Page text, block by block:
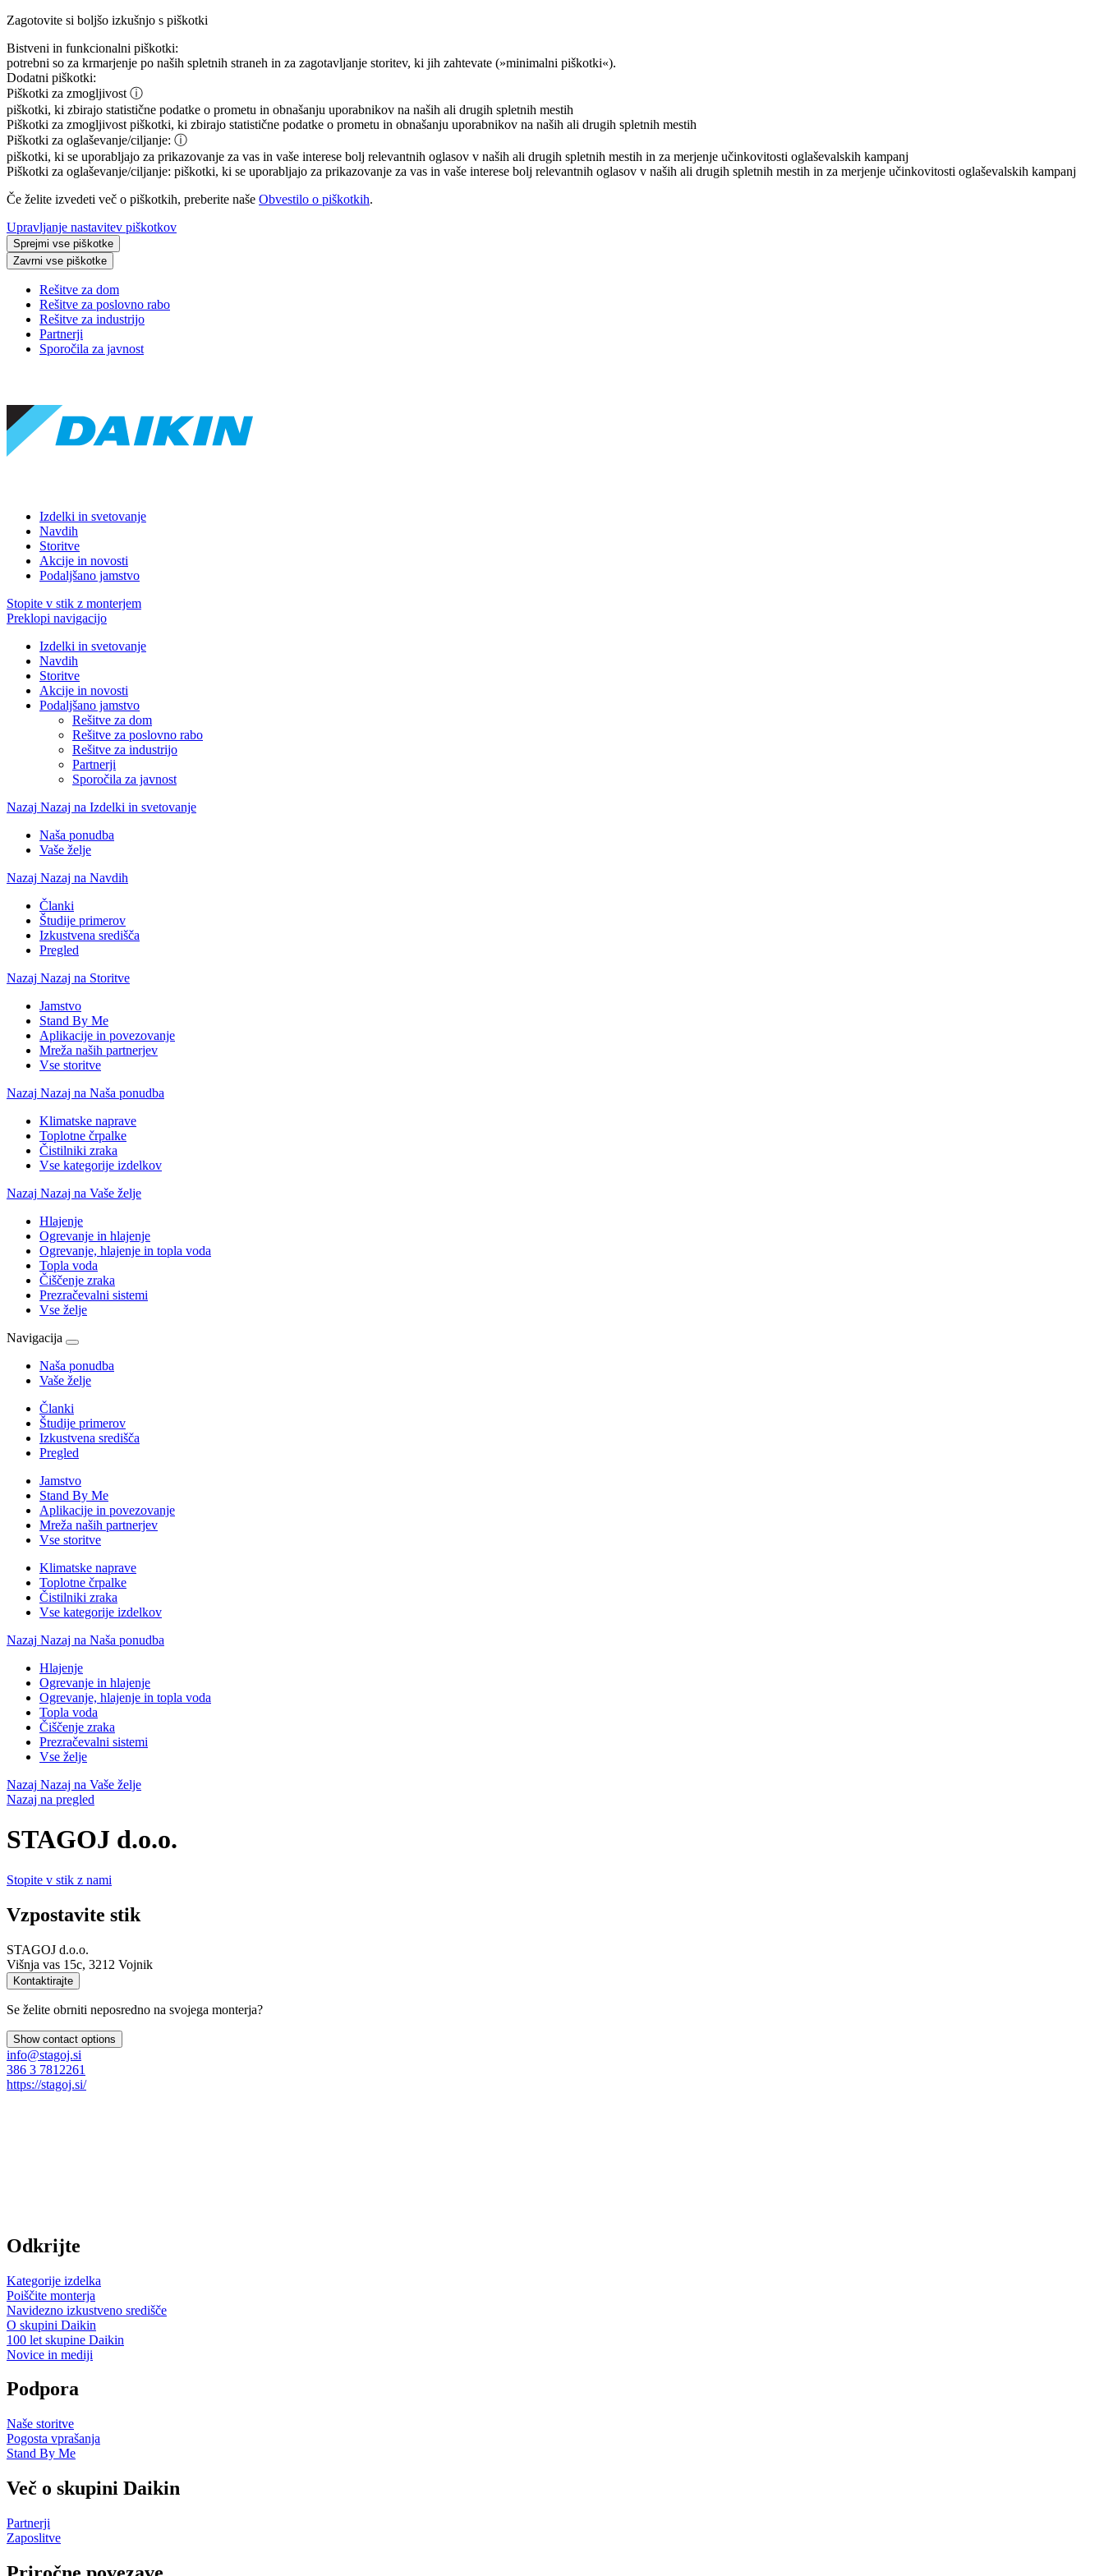
Zagotovite si boljšo izkušnjo s piškotki
Bistveni in funkcionalni piškotki:
potrebni so za krmarjenje po naših spletnih straneh in za zagotavljanje storitev, ki jih zahtevate (»minimalni piškotki«).
Dodatni piškotki:
Piškotki za zmogljivost ⓘ
piškotki, ki zbirajo statistične podatke o prometu in obnašanju uporabnikov na naših ali drugih spletnih mestih
Piškotki za zmogljivost piškotki, ki zbirajo statistične podatke o prometu in obnašanju uporabnikov na naših ali drugih spletnih mestih
Piškotki za oglaševanje/ciljanje: ⓘ
piškotki, ki se uporabljajo za prikazovanje za vas in vaše interese bolj relevantnih oglasov v naših ali drugih spletnih mestih in za merjenje učinkovitosti oglaševalskih kampanj
Piškotki za oglaševanje/ciljanje: piškotki, ki se uporabljajo za prikazovanje za vas in vaše interese bolj relevantnih oglasov v naših ali drugih spletnih mestih in za merjenje učinkovitosti oglaševalskih kampanj
Če želite izvedeti več o piškotkih, preberite naše Obvestilo o piškotkih.
Upravljanje nastavitev piškotkov
Sprejmi vse piškotke
Zavrni vse piškotke
Rešitve za dom
Rešitve za poslovno rabo
Rešitve za industrijo
Partnerji
Sporočila za javnost
Izdelki in svetovanje
Navdih
Storitve
Akcije in novosti
Podaljšano jamstvo
Stopite v stik z monterjem
Preklopi navigacijo
Izdelki in svetovanje
Navdih
Storitve
Akcije in novosti
Podaljšano jamstvo
Rešitve za dom
Rešitve za poslovno rabo
Rešitve za industrijo
Partnerji
Sporočila za javnost
Nazaj Nazaj na Izdelki in svetovanje
Naša ponudba
Vaše želje
Nazaj Nazaj na Navdih
Članki
Študije primerov
Izkustvena središča
Pregled
Nazaj Nazaj na Storitve
Jamstvo
Stand By Me
Aplikacije in povezovanje
Mreža naših partnerjev
Vse storitve
Nazaj Nazaj na Naša ponudba
Klimatske naprave
Toplotne črpalke
Čistilniki zraka
Vse kategorije izdelkov
Nazaj Nazaj na Vaše želje
Hlajenje
Ogrevanje in hlajenje
Ogrevanje, hlajenje in topla voda
Topla voda
Čiščenje zraka
Prezračevalni sistemi
Vse želje
Navigacija
Naša ponudba
Vaše želje
Članki
Študije primerov
Izkustvena središča
Pregled
Jamstvo
Stand By Me
Aplikacije in povezovanje
Mreža naših partnerjev
Vse storitve
Klimatske naprave
Toplotne črpalke
Čistilniki zraka
Vse kategorije izdelkov
Nazaj Nazaj na Naša ponudba
Hlajenje
Ogrevanje in hlajenje
Ogrevanje, hlajenje in topla voda
Topla voda
Čiščenje zraka
Prezračevalni sistemi
Vse želje
Nazaj Nazaj na Vaše želje
Nazaj na pregled
STAGOJ d.o.o.
Stopite v stik z nami
Vzpostavite stik
STAGOJ d.o.o.
Višnja vas 15c, 3212 Vojnik
Kontaktirajte
Se želite obrniti neposredno na svojega monterja?
Show contact options
info@stagoj.si
386 3 7812261
https://stagoj.si/
Odkrijte
Kategorije izdelka
Poiščite monterja
Navidezno izkustveno središče
O skupini Daikin
100 let skupine Daikin
Novice in mediji
Podpora
Naše storitve
Pogosta vprašanja
Stand By Me
Več o skupini Daikin
Partnerji
Zaposlitve